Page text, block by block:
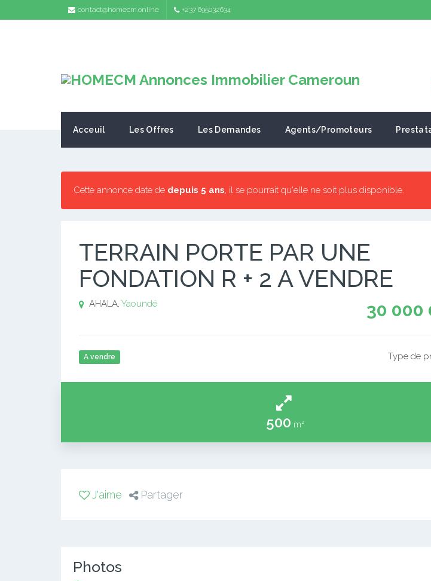
contact@homecm.online +237 695032634
Acceuil Les Offres Les Demandes Agents/Promoteurs
Cette annonce date de depuis 5 ans, il se pourrait qu'elle ne soit plus disponible.
TERRAIN PORTE PAR UNE
FONDATION R + 2 A VENDRE
30 000
AHALA, Yaoundé
A vendre Type de
500 m²
J'aime Partager
Photos